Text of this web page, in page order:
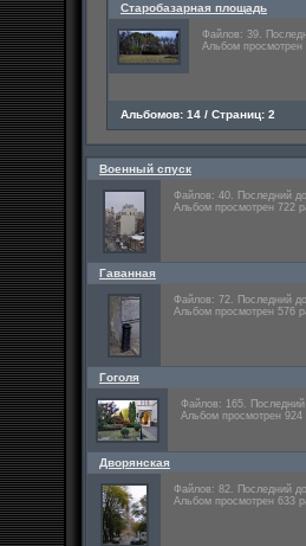
Старобазарная площадь
Файлов: 39.
Альбом просмотрен
Альбомов: 14 / Страниц: 2
Военный спуск
Файлов: 40. Последний
Альбом просмотрен 722
Гаванная
Файлов: 72. Последний
Альбом просмотрен 576
Гоголя
Файлов: 165.
Альбом просмотрен 924
Дворянская
Файлов: 82. Последний
Альбом просмотрен 633